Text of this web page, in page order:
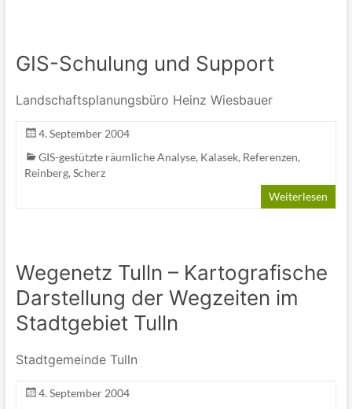
GIS-Schulung und Support
Landschaftsplanungsbüro Heinz Wiesbauer
4. September 2004
GIS-gestützte räumliche Analyse, Kalasek, Referenzen,
Reinberg, Scherz
Weiterlesen
Wegenetz Tulln – Kartografische
Darstellung der Wegzeiten im
Stadtgebiet Tulln
Stadtgemeinde Tulln
4. September 2004